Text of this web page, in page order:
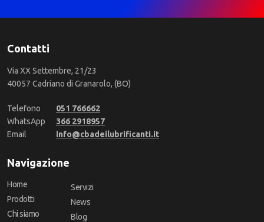
Contatti
Via XX Settembre, 21/23
40057 Cadriano di Granarolo, (BO)
Telefono
051 766662
WhatsApp
366 2918957
Email
info@cbadeilubrificanti.it
Navigazione
Home
Prodotti
Chi siamo
Servizi
News
Blog